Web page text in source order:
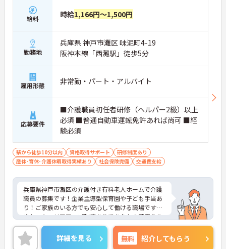
給料 時給1,166円～1,500円
勤務地
兵庫県 神戸市灘区 味泥町4-19
阪神本線「西灘駅」徒歩5分
雇用形態 非常勤・パート・アルバイト
応募要件
■介護職員初任者研修（ヘルパー2級）以上
必須 ■普通自動車運転免許あれば尚可 ■経
験必須
駅から徒歩10分以内 資格取得サポート
研修制度あり
産休･育休･介護休暇取得実績あり
社会保険完備 交通費支給
兵庫県神戸市灘区の介護付き有料老人ホームで介護
職員の募集です！企業主導型保育園や子ども手当あ
り！ご家族のいる方でも安心して働ける職場です！
また、キャリアアップ制度ありであなたの頑張りを
しっかり評価してくれます！ご興味のある方は、面
接ポイントをお伝えしますので、お気軽にご連絡く
ださい。
詳細を見る 無料 紹介してもらう